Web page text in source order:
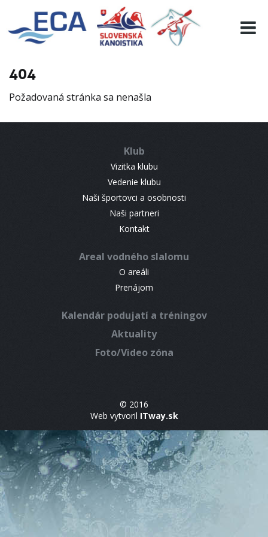
404
Požadovaná stránka sa nenašla
Klub
Vizitka klubu
Vedenie klubu
Naši športovci a osobnosti
Naši partneri
Kontakt
Areal vodného slalomu
O areáli
Prenájom
Kalendár podujatí a tréningov
Aktuality
Foto/Video zóna
© 2016
Web vytvoril ITway.sk
EURO 19
INFO
RESULTS
CONTACT